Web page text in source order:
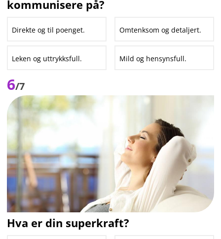
kommunisere på?
Direkte og til poenget. Omtenksom og detaljert.
Leken og uttrykksfull. Mild og hensynsfull.
6/7
Hva er din superkraft?